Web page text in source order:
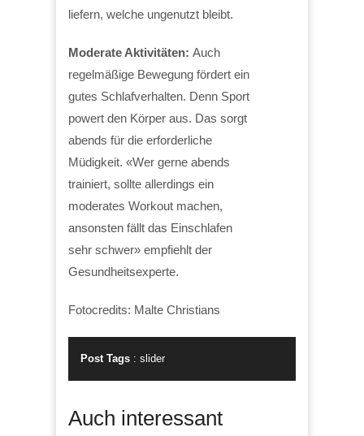
liefern, welche ungenutzt bleibt.
Moderate Aktivitäten: Auch
regelmäßige Bewegung fördert ein
gutes Schlafverhalten. Denn Sport
powert den Körper aus. Das sorgt
abends für die erforderliche
Müdigkeit. «Wer gerne abends
trainiert, sollte allerdings ein
moderates Workout machen,
ansonsten fällt das Einschlafen
sehr schwer» empfiehlt der
Gesundheitsexperte.
Fotocredits: Malte Christians
Post Tags : slider
Auch interessant